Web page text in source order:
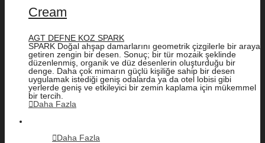
Cream
AGT DEFNE KOZ SPARK
SPARK Doğal ahşap damarlarını geometrik çizgilerle bir araya
getiren zengin bir desen. Sonuç; bir tür mozaik şeklinde
düzenlenmiş, organik ve düz desenlerin oluşturduğu bir
denge. Daha çok mimarın güçlü kişiliğe sahip bir desen
uygulamak istediği geniş odalarda ya da otel lobisi gibi
yerlerde geniş ve etkileyici bir zemin kaplama için mükemmel
bir tercih.
Daha Fazla
Daha Fazla